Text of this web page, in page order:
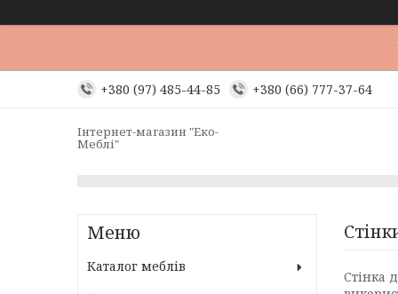
+380 (97) 485-44-85 +380 (66) 777-37-64
Інтернет-магазин "Еко-
Меблі"
Стінка
Каталог меблів